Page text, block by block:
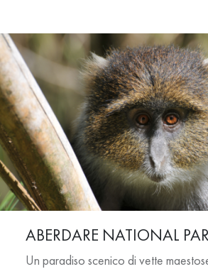
ABERDARE NATIONAL
Un paradiso scenico di vette